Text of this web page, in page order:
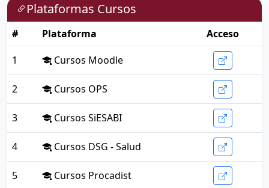
Plataformas Cursos
# Plataforma
Acceso
1
Cursos Moodle
2 Cursos OPS
3 Cursos SiESABI
4 Cursos DSG - Salud
5 Cursos Procadist